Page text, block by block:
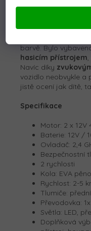
tom, že se v
Hasičské auto má
poskytlo hodiny
barvě. Bylo
hasicím přístrojem
Navíc díky
vozidlo neobvykle a
jistě ocení jak dítě,
Specifikace
Motor: 2 x 12V
Baterie: 12V /
Ovladač: 2,4
Bezpečnostní
2 rychlosti
Kola: EVA
Rychlost: 2-5
Tlumiče:
Převodovka:
Světla: LED,
Doplňková